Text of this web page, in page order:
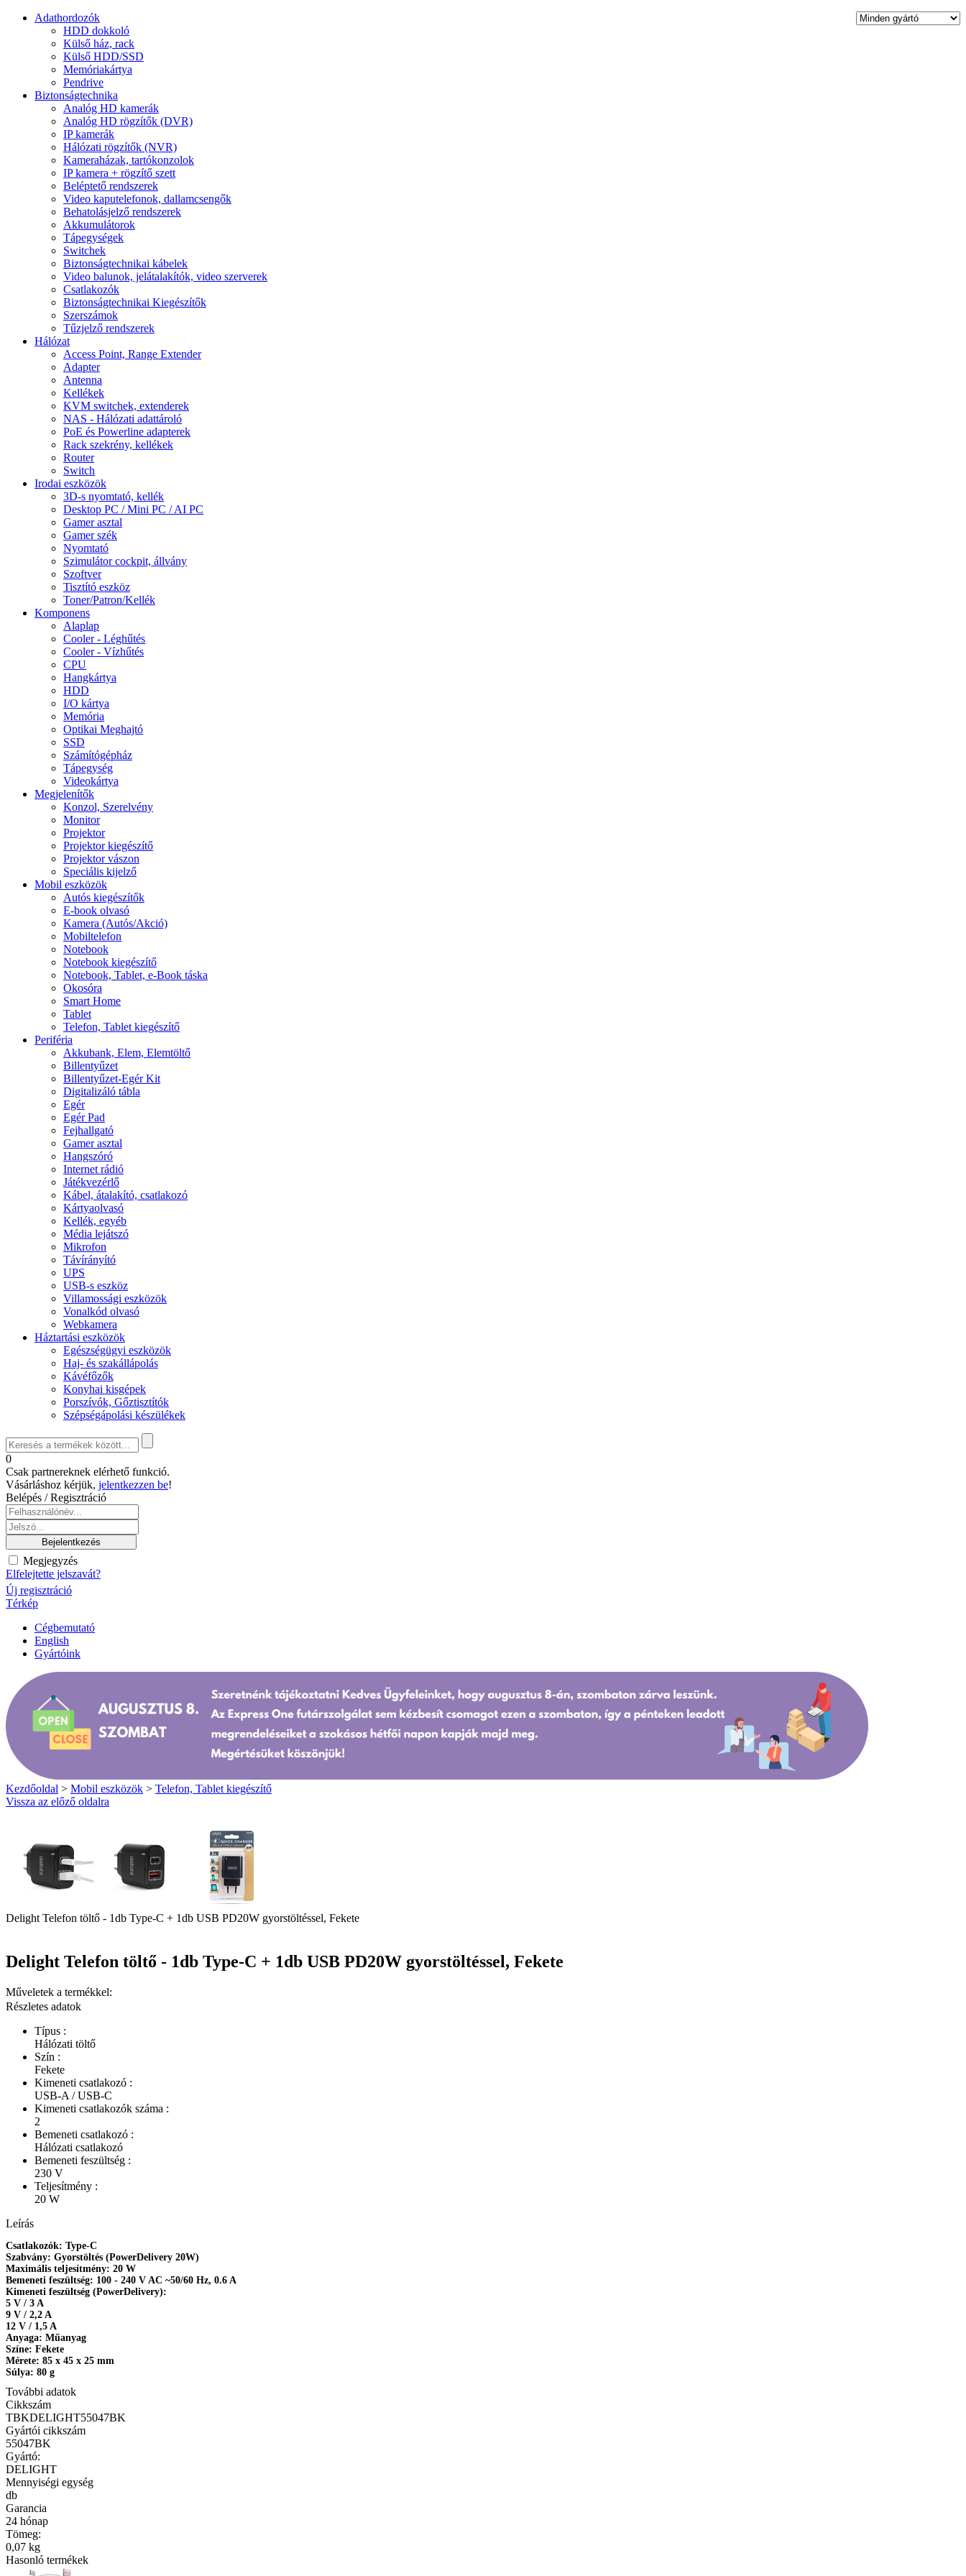
Adathordozók
HDD dokkoló
Külső ház, rack
Külső HDD/SSD
Memóriakártya
Pendrive
Biztonságtechnika
Analóg HD kamerák
Analóg HD rögzítők (DVR)
IP kamerák
Hálózati rögzítők (NVR)
Kameraházak, tartókonzolok
IP kamera + rögzítő szett
Beléptető rendszerek
Video kaputelefonok, dallamcsengők
Behatolásjelző rendszerek
Akkumulátorok
Tápegységek
Switchek
Biztonságtechnikai kábelek
Video balunok, jelátalakítók, video szerverek
Csatlakozók
Biztonságtechnikai Kiegészítők
Szerszámok
Tűzjelző rendszerek
Hálózat
Access Point, Range Extender
Adapter
Antenna
Kellékek
KVM switchek, extenderek
NAS - Hálózati adattároló
PoE és Powerline adapterek
Rack szekrény, kellékek
Router
Switch
Irodai eszközök
3D-s nyomtató, kellék
Desktop PC / Mini PC / AI PC
Gamer asztal
Gamer szék
Nyomtató
Szimulátor cockpit, állvány
Szoftver
Tisztító eszköz
Toner/Patron/Kellék
Komponens
Alaplap
Cooler - Léghűtés
Cooler - Vízhűtés
CPU
Hangkártya
HDD
I/O kártya
Memória
Optikai Meghajtó
SSD
Számítógépház
Tápegység
Videokártya
Megjelenítők
Konzol, Szerelvény
Monitor
Projektor
Projektor kiegészítő
Projektor vászon
Speciális kijelző
Mobil eszközök
Autós kiegészítők
E-book olvasó
Kamera (Autós/Akció)
Mobiltelefon
Notebook
Notebook kiegészítő
Notebook, Tablet, e-Book táska
Okosóra
Smart Home
Tablet
Telefon, Tablet kiegészítő
Periféria
Akkubank, Elem, Elemtöltő
Billentyűzet
Billentyűzet-Egér Kit
Digitalizáló tábla
Egér
Egér Pad
Fejhallgató
Gamer asztal
Hangszóró
Internet rádió
Játékvezérlő
Kábel, átalakító, csatlakozó
Kártyaolvasó
Kellék, egyéb
Média lejátszó
Mikrofon
Távírányító
UPS
USB-s eszköz
Villamossági eszközök
Vonalkód olvasó
Webkamera
Háztartási eszközök
Egészségügyi eszközök
Haj- és szakállápolás
Kávéfőzők
Konyhai kisgépek
Porszívók, Gőztisztítók
Szépségápolási készülékek
0
Csak partnereknek elérhető funkció.
Vásárláshoz kérjük, jelentkezzen be!
Belépés / Regisztráció
Megjegyzés
Elfelejtette jelszavát?
Új regisztráció
Térkép
Cégbemutató
English
Gyártóink
Kezdőoldal > Mobil eszközök > Telefon, Tablet kiegészítő
Vissza az előző oldalra
Delight Telefon töltő - 1db Type-C + 1db USB PD20W gyorstöltéssel, Fekete
Delight Telefon töltő - 1db Type-C + 1db USB PD20W gyorstöltéssel, Fekete
Műveletek a termékkel:
Részletes adatok
Típus :
Hálózati töltő
Szín :
Fekete
Kimeneti csatlakozó :
USB-A / USB-C
Kimeneti csatlakozók száma :
2
Bemeneti csatlakozó :
Hálózati csatlakozó
Bemeneti feszültség :
230 V
Teljesítmény :
20 W
Leírás
Csatlakozók: Type-C
Szabvány: Gyorstöltés (PowerDelivery 20W)
Maximális teljesítmény: 20 W
Bemeneti feszültség: 100 - 240 V AC ~50/60 Hz, 0.6 A
Kimeneti feszültség (PowerDelivery):
5 V / 3 A
9 V / 2,2 A
12 V / 1,5 A
Anyaga: Műanyag
Színe: Fekete
Mérete: 85 x 45 x 25 mm
Súlya: 80 g
További adatok
Cikkszám
TBKDELIGHT55047BK
Gyártói cikkszám
55047BK
Gyártó:
DELIGHT
Mennyiségi egység
db
Garancia
24 hónap
Tömeg:
0,07 kg
Hasonló termékek